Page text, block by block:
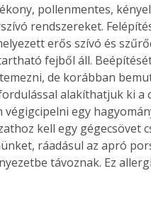
pollenmentes,
rendszereket.
erős szívó és
fejből áll.
de korábban
alakíthatjuk ki a
végigcipelni egy
kell egy gégecsövet
ráadásul az apró
távoznak. Ez